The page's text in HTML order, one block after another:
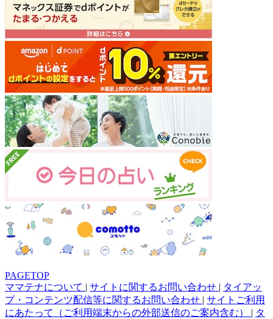
PAGETOP
ママテナについて | サイトに関するお問い合わせ | タイアッ
プ・コンテンツ配信等に関するお問い合わせ | サイトご利用
にあたって（ご利用端末からの外部送信のご案内含む） | タ